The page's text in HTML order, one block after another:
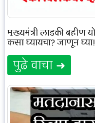
मुख्यमंत्री लाडकी बहीण
कसा घ्यायचा? जाणून घ्या!
पुढे वाचा ➜